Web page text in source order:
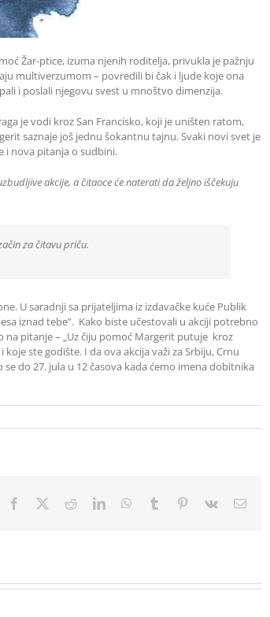
Žar-ptice, izuma njenih roditelja, privukla je pažnju
multiverzumom – povredili bi čak i ljude koje ona
i poslali njegovu svest u mnoštvo dimenzija.
je vodi kroz San Francisko, koji je uništen ratom,
saznaje još jednu šokantnu tajnu. Svaki novi svet je
i nova pitanja o sudbini.
akcije, a čitaoce će naterati da željno iščekuju
za čitavu priču.
U saradnji sa prijateljima iz izdavačke kuće Publik
iznad tebe”. Kako biste učestovali u akciji potrebno
na pitanje – „Uz čiju pomoć Margerit putuje kroz
ste godište. I da ova akcija važi za Srbiju, Crnu
do 27. jula u 12 časova kada ćemo imena dobitnika
Facebook RedditLinkedInWhatsApp
Tumblr Pinterest
Vk Email